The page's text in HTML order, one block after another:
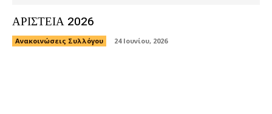
ΑΡΙΣΤΕΙΑ 2026
Ανακοινώσεις Συλλόγου 24 Ιουνίου, 2026